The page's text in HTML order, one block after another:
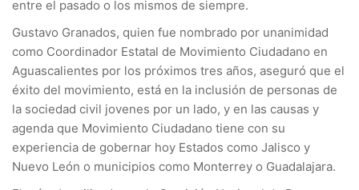
entre el pasado o los mismos de siempre.
Gustavo Granados, quien fue nombrado por unanimidad
como Coordinador Estatal de Movimiento Ciudadano en
Aguascalientes por los próximos tres años, aseguró que el
éxito del movimiento, está en la inclusión de personas de
la sociedad civil jovenes por un lado, y en las causas y
agenda que Movimiento Ciudadano tiene con su
experiencia de gobernar hoy Estados como Jalisco y
Nuevo León o municipios como Monterrey o Guadalajara.